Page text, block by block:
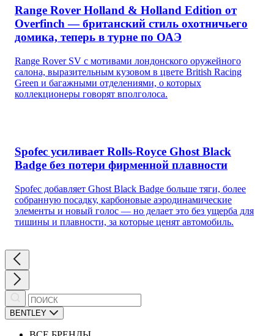
Range Rover Holland & Holland Edition от
Overfinch — британский стиль охотничьего
домика, теперь в турне по ОАЭ
Range Rover SV с мотивами лондонского оружейного
салона, выразительным кузовом в цвете British Racing
Green и багажными отделениями, о которых
коллекционеры говорят вполголоса.
Spofec усиливает Rolls-Royce Ghost Black
Badge без потери фирменной плавности
Spofec добавляет Ghost Black Badge больше тяги, более
собранную посадку, карбоновые аэродинамические
элементы и новый голос — но делает это без ущерба для
тишины и плавности, за которые ценят автомобиль.
BENTLEY